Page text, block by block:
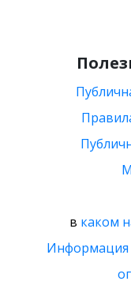
в каком
Информация